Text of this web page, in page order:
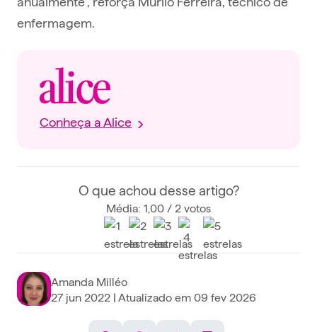
enfermagem.
Conheça a Alice
O que achou desse artigo?
Média: 1,00 / 2 votos
Amanda Milléo
27 jun 2022 | Atualizado em 09 fev 2026